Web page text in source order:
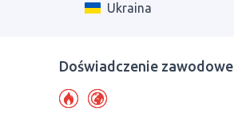
Ukraina
Doświadczenie zawodowe